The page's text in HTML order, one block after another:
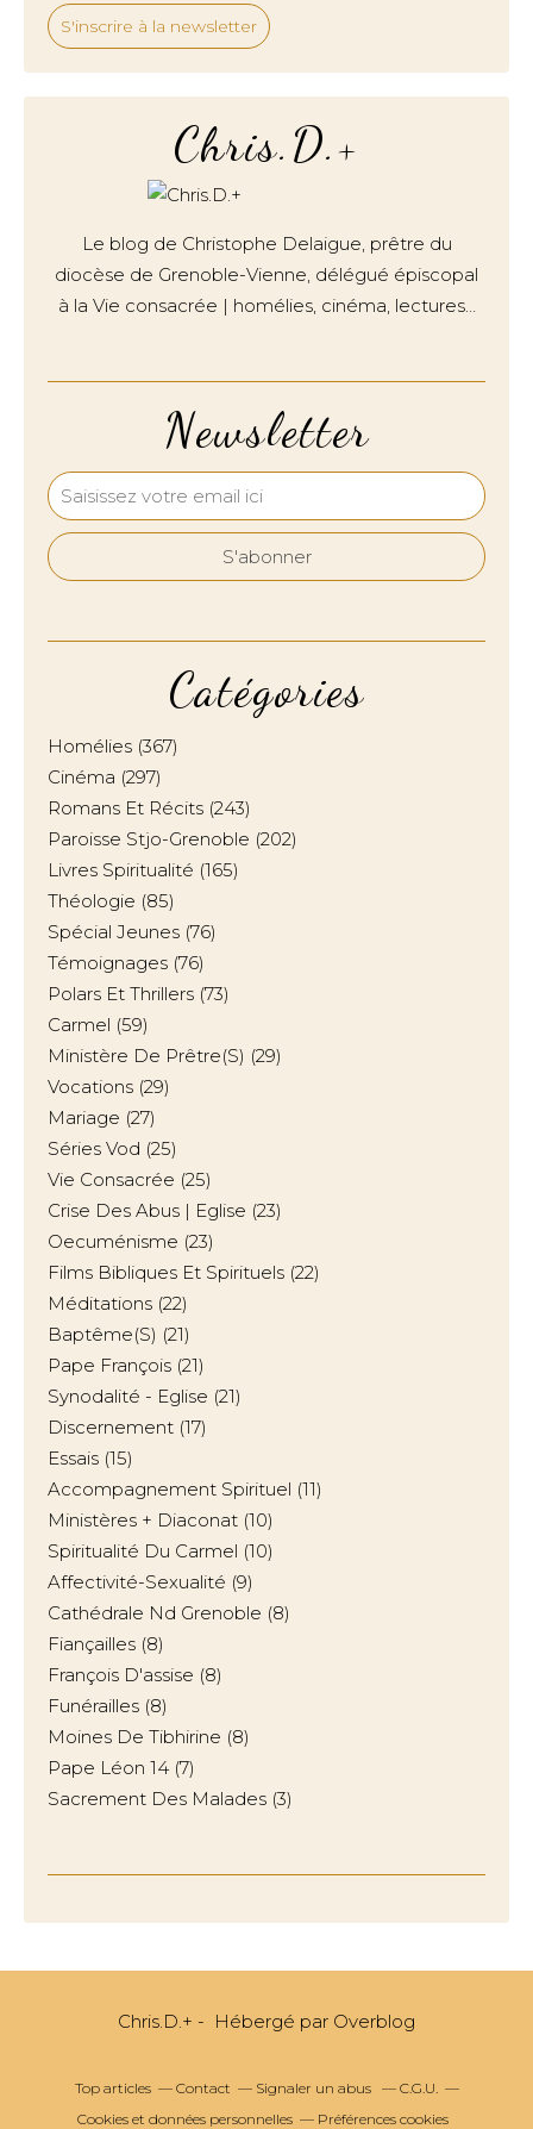
S'inscrire à la newsletter
Newsletter
Catégories
Homélies (367)
Cinéma (297)
Romans Et Récits (243)
Paroisse Stjo-Grenoble (202)
Livres Spiritualité (165)
Théologie (85)
Spécial Jeunes (76)
Témoignages (76)
Polars Et Thrillers (73)
Carmel (59)
Ministère De Prêtre(s) (29)
Vocations (29)
Mariage (27)
Séries Vod (25)
Vie Consacrée (25)
Crise Des Abus | Eglise (23)
Oecuménisme (23)
Films Bibliques Et Spirituels (22)
Méditations (22)
Baptême(s) (21)
Pape François (21)
Synodalité - Eglise (21)
Discernement (17)
Essais (15)
Accompagnement Spirituel (11)
Ministères + Diaconat (10)
Spiritualité Du Carmel (10)
Affectivité-Sexualité (9)
Cathédrale Nd Grenoble (8)
Fiançailles (8)
François D'assise (8)
Funérailles (8)
Moines De Tibhirine (8)
Pape Léon 14 (7)
Sacrement Des Malades (3)
Chris.D.+
Le blog de Christophe Delaigue, prêtre du
diocèse de Grenoble-Vienne, délégué épiscopal
à la Vie consacrée | homélies, cinéma, lectures…
Chris.D.+ - Hébergé par Overblog
Top articles Contact Signaler un abus
C.G.U.
Cookies et données personnelles
Préférences cookies